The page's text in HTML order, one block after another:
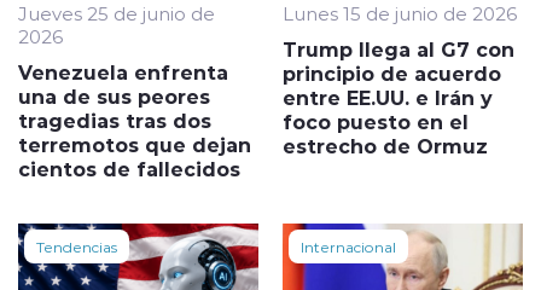
Jueves 25 de junio de
2026
Venezuela enfrenta
una de sus peores
tragedias tras dos
terremotos que dejan
cientos de fallecidos
Lunes 15 de junio de 2026
Trump llega al G7 con
principio de acuerdo
entre EE.UU. e Irán y
foco puesto en el
estrecho de Ormuz
Tendencias Internacional